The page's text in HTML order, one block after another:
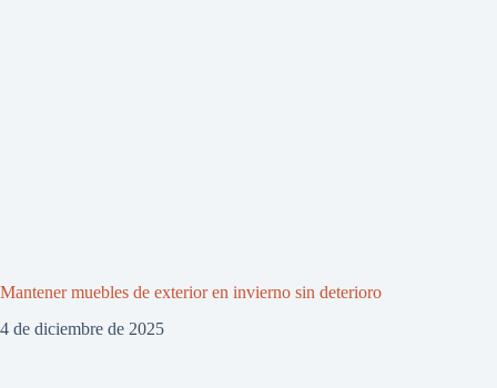
Mantener muebles de exterior en invierno sin deterioro
4 de diciembre de 2025